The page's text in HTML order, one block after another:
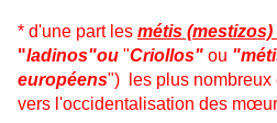
* d'une part les métis
"ladinos"ou "Criollos" ou
européens") les plus nombreux
vers l'occidentalisation des